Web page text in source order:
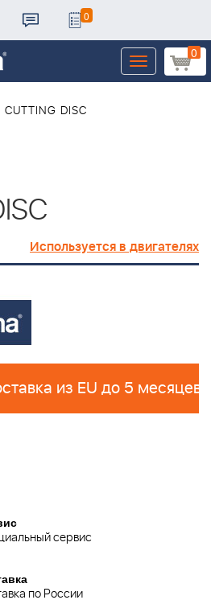
0
0
Toggle
navigation
CUTTING DISC
Используется в двигателях
из EU до 5 месяцев
сервис
по России